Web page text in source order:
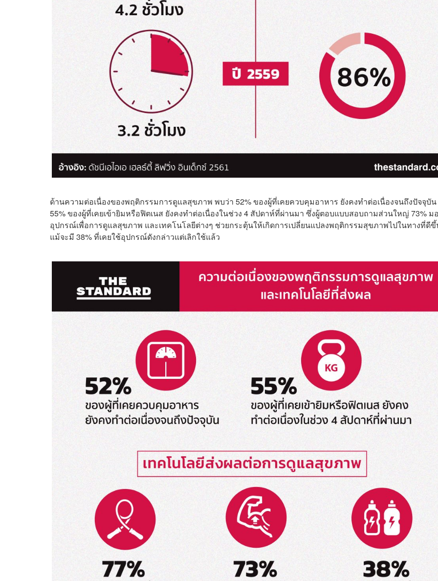
ด้านความต่อเนื่องของพฤติกรรมการดูแลสุขภาพ พบว่า 52% ของผู้ที่เคยควบคุมอาหาร ยังคงทำต่อเนื่องจนถึงปัจจุบั
55% ของผู้ที่เคยเข้ายิมหรือฟิตเนส ยังคงทำต่อเนื่องในช่วง 4 สัปดาห์ที่ผ่านมา ซึ่งผู้ตอบแบบสอบถามส่วนใหญ่ 73% ม
อุปกรณ์เพื่อการดูแลสุขภาพ และเทคโนโลยีต่างๆ ช่วยกระตุ้นให้เกิดการเปลี่ยนแปลงพฤติกรรมสุขภาพไปในทางที่ดี
แม้จะมี 38% ที่เคยใช้อุปกรณ์ดังกล่าวแต่เลิกใช้แล้ว